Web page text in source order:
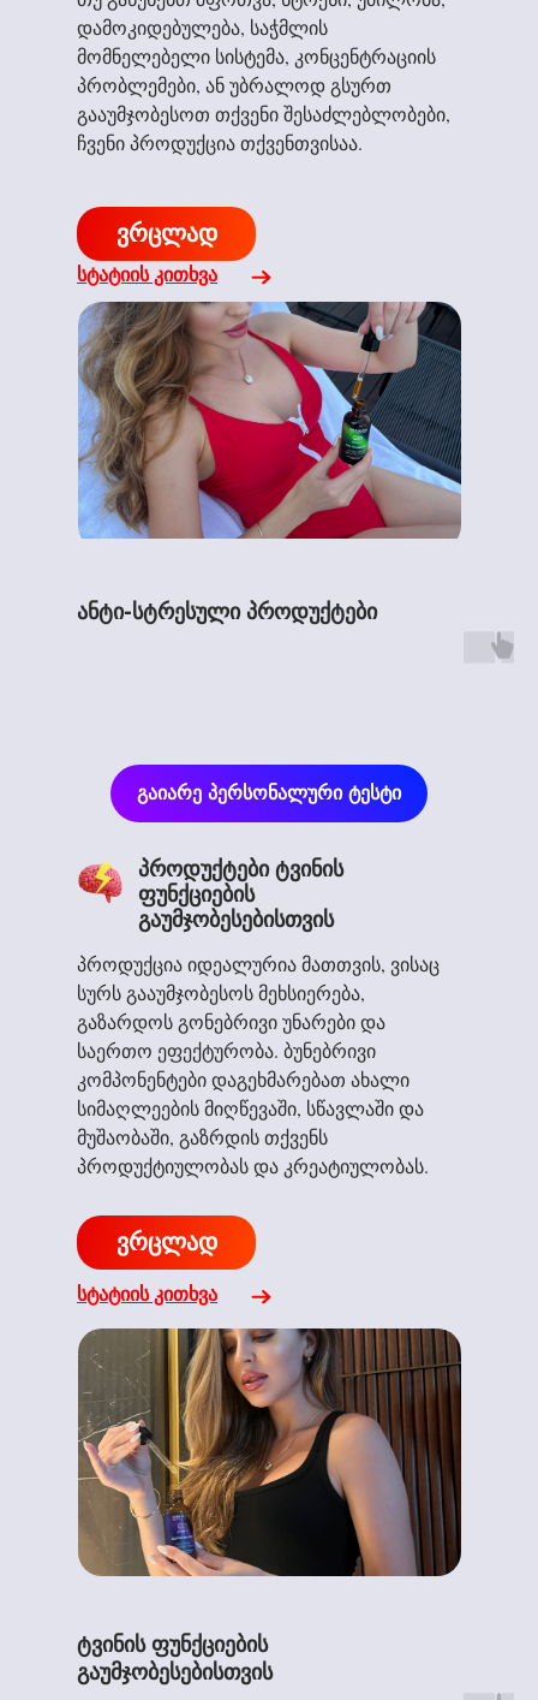
მოხვედი! ეს კი ნიშნავს, რომ შიგნით რაღაცამ უკვე
გააკეთა არჩევანი...
ნუ დაელოდები კიდევ ერთ "სწორ მომენტს"...
გამო, ამიტომაც ამ პერიოდში
გაფორმებულ შეკვეთებზე იმოქმედებს
-10% იანი ფასდაკლება. პრომოკოდი:
PATIENCE
დამოკიდებულება, საჭმლის
მომნელებელი სისტემა, კონცენტრაციის
პრობლემები, ან უბრალოდ გსურთ
გააუმჯობესოთ თქვენი შესაძლებლობები,
ჩვენი პროდუქცია თქვენთვისაა.
სტატიის კითხვა
ვრცლად
ანტი-სტრესული პროდუქტები
არა იმიტომ რომ აქციაა, რადგან შენ უკვე აქამდე
მოხვედი! ეს კი ნიშნავს, რომ შიგნით რაღაცამ უკვე
გააკეთა არჩევანი...
ნუ დაელოდები კიდევ ერთ "სწორ მომენტს"...
ეს არის საუკეთესო მომენტი!
გაიარე პერსონალური ტესტი
პროდუქცია იდეალურია მათთვის, ვისაც
სურს გააუმჯობესოს მეხსიერება,
გაზარდოს გონებრივი უნარები და
საერთო ეფექტურობა. ბუნებრივი
კომპონენტები დაგეხმარებათ ახალი
სიმაღლეების მიღწევაში, სწავლაში და
მუშაობაში, გაზრდის თქვენს
პროდუქტიულობას და კრეატიულობას.
პროდუქტები ტვინის
ფუნქციების
გაუმჯობესებისთვის
სტატიის კითხვა
ვრცლად
ტვინის ფუნქციების
გაუმჯობესებისთვის